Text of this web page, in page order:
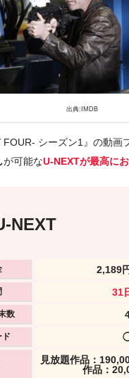
出典:IMDB
FOUR- シーズン1』の動画
が可能なU-NEXTが最高に
NEXT
2,189
31
数
ド
⾒放題作品：
作品：